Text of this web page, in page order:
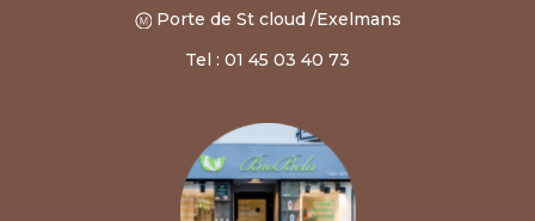
Porte de St cloud /Exelmans
Tel : 01 45 03 40 73